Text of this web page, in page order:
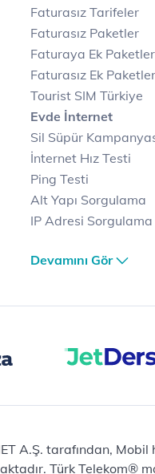
Faturasız Tarifeler
Faturasız Paketler
Faturaya Ek Paketler
Faturasız Ek Paketler
Tourist SIM Türkiye
Evde İnternet
Sil Süpür
İnternet Hız Testi
Ping Testi
Alt Yapı Sorgulama
IP Adresi Sorgulama
Avantajlı İnternet
Fiber İnternet
İnternet
Ev Telefonu
Muud
Total Protection
Raunt
Devamını Gör
A.Ş. tarafından,
Türk Telekom®